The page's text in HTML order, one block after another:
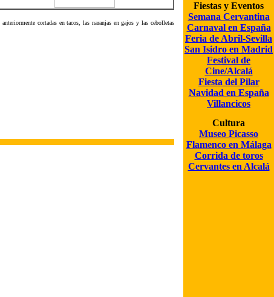
cortadas en tacos, las naranjas en gajos y las cebolletas
Fiestas y Eventos
Semana Cervantina
Carnaval en España
Feria de Abril-Sevilla
San Isidro en Madrid
Festival de
Cine/Alcalá
Fiesta del Pilar
Navidad en España
Villancicos
Cultura
Museo Picasso
Flamenco en Málaga
Corrida de toros
Cervantes en Alcalá